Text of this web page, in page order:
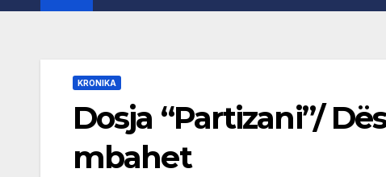
KRONIKA
Dosja “Partizani”/
mbahet